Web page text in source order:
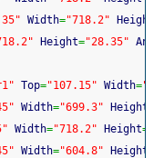
Width="718.2" Height
Height="28.35"
Top="107.15" Width=
Width="699.3" Height
Width="718.2" Height=
Width="604.8" Height